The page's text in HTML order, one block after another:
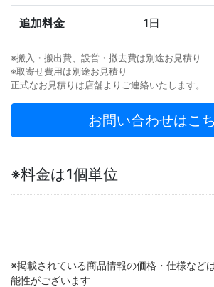
追加料金 1日
※搬入・搬出費、設営・撤去費は別途お見積り
※取寄せ費用は別途お見積り
正式なお見積りは店舗よりご連絡いたします。
お問い合わせはこ
※料金は1個単位
※掲載されている商品情報の価格・仕様など
能性がございます